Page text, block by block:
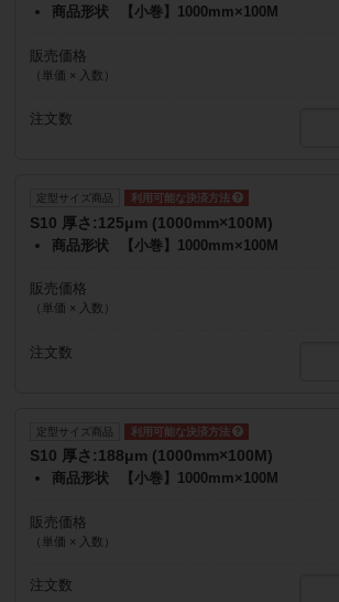
商品形状 【小巻】1000mm×100M
販売価格
（単価 × 入数）
注文数
定型サイズ商品
S10 厚さ:125μm (1000mm×100M)
商品形状 【小巻】1000mm×100M
販売価格
（単価 × 入数）
注文数
定型サイズ商品
S10 厚さ:188μm (1000mm×100M)
商品形状 【小巻】1000mm×100M
販売価格
（単価 × 入数）
注文数